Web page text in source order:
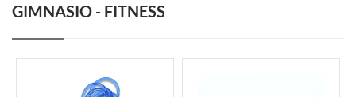
GIMNASIO - FITNESS